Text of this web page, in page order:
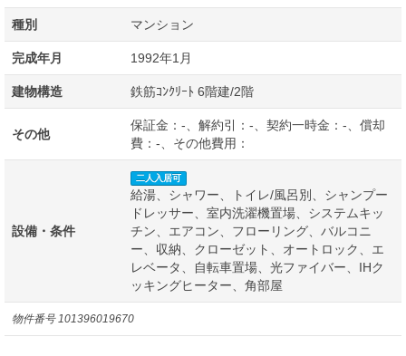
物件番号101396019670
種別 マンション
完成年月 1992年1月
建物構造 鉄筋ｺﾝｸﾘｰﾄ 6階建/2階
その他
保証金：-、解約引：-、契約一時金：-、償却
費：-、その他費用：
設備・条件
二人入居可
給湯、シャワー、トイレ/風呂別、シャンプー
ドレッサー、室内洗濯機置場、システムキッ
チン、エアコン、フローリング、バルコニ
ー、収納、クローゼット、オートロック、エ
レベータ、自転車置場、光ファイバー、IHク
ッキングヒーター、角部屋